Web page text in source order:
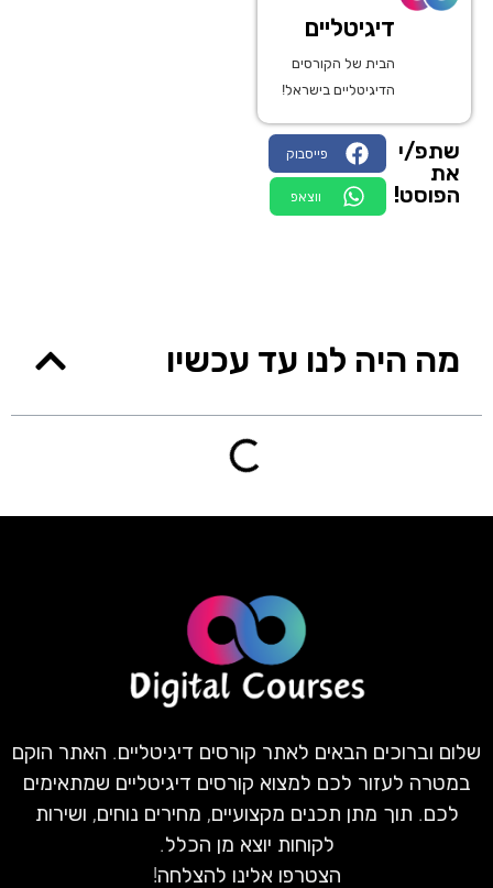
דיגיטליים
הבית של הקורסים
הדיגיטליים בישראל!
שתפ/י
את
הפוסט!
פייסבוק
ווצאפ
מה היה לנו עד עכשיו
שלום וברוכים הבאים לאתר קורסים דיגיטליים. האתר הוקם
במטרה לעזור לכם למצוא קורסים דיגיטליים שמתאימים
לכם. תוך מתן תכנים מקצועיים, מחירים נוחים, ושירות
לקוחות יוצא מן הכלל.
הצטרפו אלינו להצלחה!